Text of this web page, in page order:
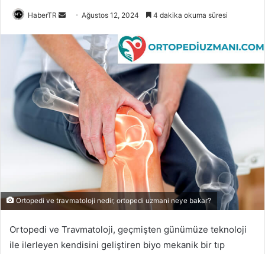
HaberTR
Bir
posta
göndermek
Ağustos 12, 2024 4 dakika okuma süresi
Ortopedi ve travmatoloji nedir, ortopedi uzmani neye bakar?
Ortopedi ve Travmatoloji, geçmişten günümüze teknoloji
ile ilerleyen kendisini geliştiren biyo mekanik bir tıp